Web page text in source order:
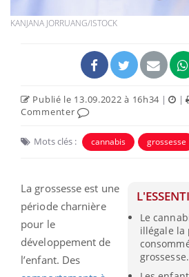
KANJANA JORRUANG/ISTOCK
Publié le 13.09.2022 à 16h34 | |
Commenter
Mots clés : cannabis grossesse
Le
illégale la
grossesse.
La grossesse est une
période charnière
pour le
développement de
l’enfant. Des